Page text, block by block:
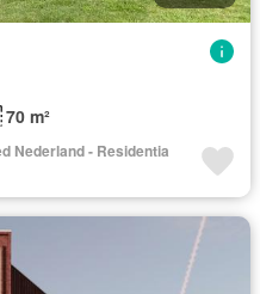
70 m²
Nederland - Residentia